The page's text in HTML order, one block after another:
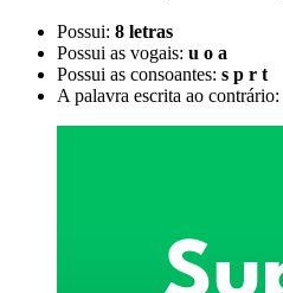
Possui: 8 letras
Possui as vogais: u o a
Possui as consoantes: s p r t
A palavra escrita ao contrário: